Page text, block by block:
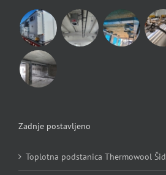
Zadnje postavljeno
Toplotna podstanica Thermowool Šid